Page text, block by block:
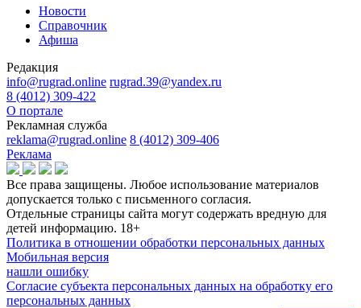
Новости
Справочник
Афиша
Редакция
info@rugrad.online rugrad.39@yandex.ru
8 (4012) 309-422
О портале
Рекламная служба
reklama@rugrad.online 8 (4012) 309-406
Реклама
Все права защищены. Любое использование материалов
допускается только с письменного согласия.
Отдельные страницы сайта могут содержать вредную для
детей информацию. 18+
Политика в отношении обработки персональных данных
Мобильная версия
нашли ошибку
Согласие субъекта персональных данных на обработку его
персональных данных